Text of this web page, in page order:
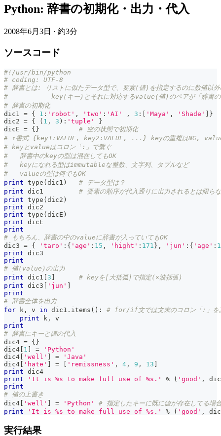
Python: 辞書の初期化・出力・代入
2008年6月3日 · 約3分
ソースコード
#!/usr/bin/python
# coding: UTF-8
# 辞書とは: リストに似たデータ型で、要素(値)を指定するのに数値以
#           key(キー)とそれに対応するvalue(値)のペアが「辞書の一
# 辞書の初期化
dic1 = { 1 : 'robot' , 'two' : 'AI' , 3 : [ 'Maya' , 'Shade' ] }
dic2 = { ( 1 , 3 ) : 'tuple'
}
dicE = {}
# 空の状態で初期化
# ↑書式 {key1:VALUE, key2:VALUE, ...} keyの重複はNG, value
# keyとvalueはコロン「:」で繋ぐ
#   辞書中のkeyの型は混在してもOK
#   keyになれる型はimmutableな整数、文字列、タプルなど
#   valueの型は何でもOK
print type (dic1 )
# データ型は？
print dic1 # 要素の順序が代入通りに出力されるとは限ら
print type (dic2 )
print dic2
print type (dicE )
print dicE
print
# もちろん、辞書の中のvalueに辞書が入っていてもOK
dic3 = { 'taro' : { 'age' : 15 , 'hight' : 171 } , 'jun' : { 'age' :
print dic3
print
# 値(value)の出力
print dic1 [ 3 ]
# keyを[大括弧]で指定(×波括弧)
print dic3 [ 'jun' ]
print
# 辞書全体を出力
for k , v in dic1 . items ( ) :
# for/if文では文末のコロン「:」を
print k ,
v
print
# 辞書にキーと値の代入
dic4 = {}
dic4 [ 1 ] =
'Python'
dic4 [ 'well' ] =
'Java'
dic4 [ 'hate' ] = [ 'remissness' , 4 , 9 , 13 ]
print dic4
print
'It is %s to make full use of %s.' % ( 'good' ,
print
# 値の上書き
dic4 [ 'well' ] = 'Python'
# 指定したキーに既に値が存在してる場
print
'It is %s to make full use of %s.' % ( 'good' ,
実行結果